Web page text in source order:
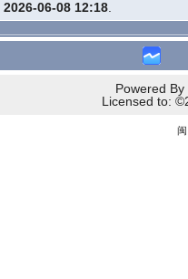
2026-06-08 12:18.
Powered
Licensed to: